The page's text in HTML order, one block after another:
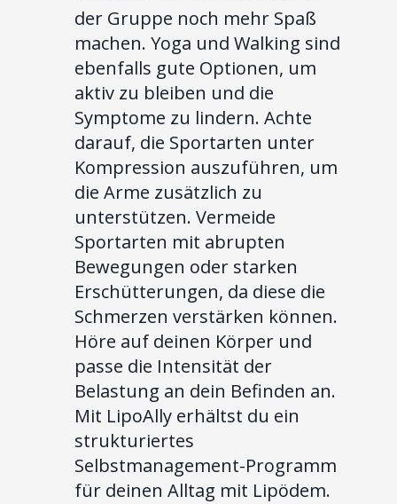
der Gruppe noch mehr Spaß
machen. Yoga und Walking sind
ebenfalls gute Optionen, um
aktiv zu bleiben und die
Symptome zu lindern. Achte
darauf, die Sportarten unter
Kompression auszuführen, um
die Arme zusätzlich zu
unterstützen. Vermeide
Sportarten mit abrupten
Bewegungen oder starken
Erschütterungen, da diese die
Schmerzen verstärken können.
Höre auf deinen Körper und
passe die Intensität der
Belastung an dein Befinden an.
Mit LipoAlly erhältst du ein
strukturiertes
Selbstmanagement-Programm
für deinen Alltag mit Lipödem.